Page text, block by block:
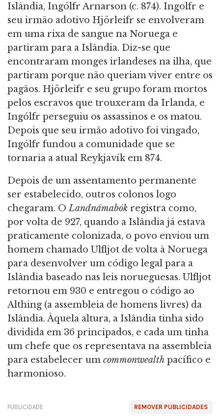
Islândia, Ingólfr Arnarson (c. 874). Ingolfr e
seu irmão adotivo Hjörleifr se envolveram
em uma rixa de sangue na Noruega e
partiram para a Islândia. Diz-se que
encontraram monges irlandeses na ilha, que
partiram porque não queriam viver entre os
pagãos. Hjörleifr e seu grupo foram mortos
pelos escravos que trouxeram da Irlanda, e
Ingólfr perseguiu os assassinos e os matou.
Depois que seu irmão adotivo foi vingado,
Ingólfr fundou a comunidade que se
tornaria a atual Reykjavík em 874.
Depois de um assentamento permanente
ser estabelecido, outros colonos logo
chegaram. OLandnámabók registra como,
por volta de 927, quando a Islândia já estava
praticamente colonizada, o povo enviou um
homem chamado Ulfljot de volta à Noruega
para desenvolver um código legal para a
Islândia baseado nas leis norueguesas. Ulfljot
retornou em 930 e entregou o código ao
Althing (a assembleia de homens livres) da
Islândia. Àquela altura, a Islândia tinha sido
dividida em 36 principados, e cada um tinha
um chefe que os representava na assembleia
para estabelecer um commonwealth pacífico e
harmonioso.
REMOVER PUBLICIDADES
PUBLICIDADE